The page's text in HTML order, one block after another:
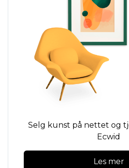
Selg kunst på nettet og
Ecwid
Les mer